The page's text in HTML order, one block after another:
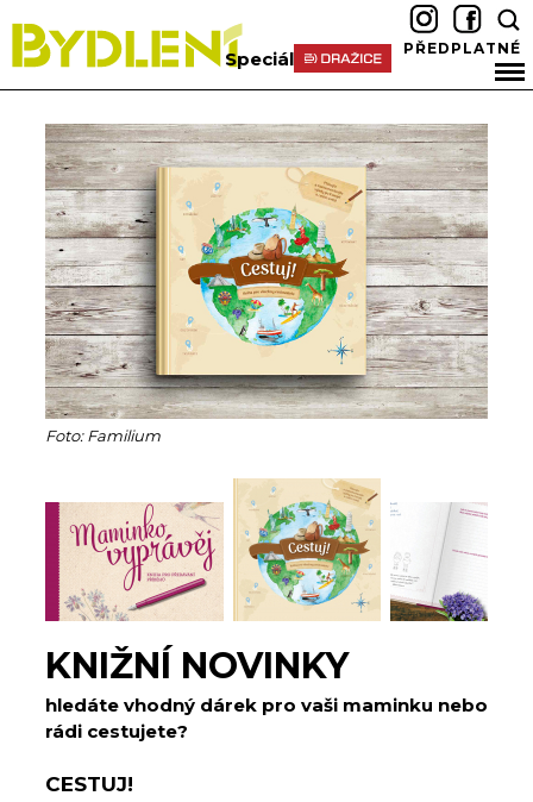
Speciál PŘEDPLATNÉ
Foto: Familium
KNIŽNÍ NOVINKY
hledáte vhodný dárek pro vaši maminku nebo
rádi cestujete?
CESTUJ!